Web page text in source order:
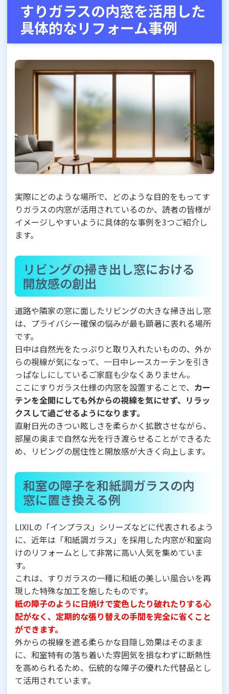
すりガラスの内窓を活用した
具体的なリフォーム事例
実際にどのような場所で、どのような目的をもってす
りガラスの内窓が活用されているのか、読者の皆様が
イメージしやすいように具体的な事例を3つご紹介し
ます。
リビングの掃き出し窓における
開放感の創出
道路や隣家の窓に面したリビングの大きな掃き出し窓
は、プライバシー確保の悩みが最も顕著に表れる場所
です。
日中は自然光をたっぷりと取り入れたいものの、外か
らの視線が気になって、一日中レースカーテンを引き
っぱなしにしているご家庭も少なくありません。
ここにすりガラス仕様の内窓を設置することで、 カー
テンを全開にしても外からの視線を気にせず、リラッ
クスして過ごせるようになります。
直射日光のきつい眩しさを柔らかく拡散させながら、
部屋の奥まで自然な光を行き渡らせることができるた
め、リビングの居住性と開放感が大きく向上します。
和室の障子を和紙調ガラスの内
窓に置き換える例
LIXILの「インプラス」シリーズなどに代表されるよう
に、近年は「和紙調ガラス」を採用した内窓が和室向
けのリフォームとして非常に高い人気を集めていま
す。
これは、すりガラスの一種に和紙の美しい風合いを再
現した特殊な加工を施したものです。
紙の障子のように日焼けで変色したり破れたりする心
配がなく、定期的な張り替えの手間を完全に省くこと
ができます。
外からの視線を遮る柔らかな目隠し効果はそのまま
に、和室特有の落ち着いた雰囲気を損なわずに断熱性
を高められるため、伝統的な障子の優れた代替品とし
て活用されています。